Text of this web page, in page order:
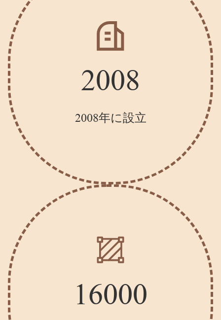
2008
2008年に設立
16000